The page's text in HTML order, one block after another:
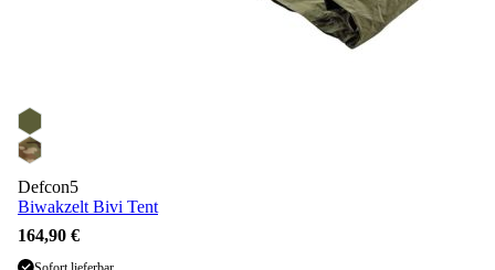
Defcon5
Biwakzelt Bivi Tent
164,90 €